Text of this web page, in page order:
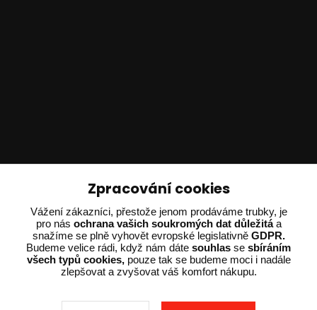
Ing. Adam Dvořák
+420 602 234 254
(Po-Pá 8:00 - 15:00)
potrebujiporadit@dvorak-karlik.cz
Zpracování cookies
Vážení zákazníci, přestože jenom prodáváme trubky, je
pro nás ochrana vašich soukromých dat důležitáa
snažíme se plně vyhovět evropské legislativně GDPR.
Budeme velice rádi, když nám dáte souhlas se sbíráním
všech typů cookies,pouze tak se budeme moci i nadále
zlepšovat a zvyšovat váš komfort nákupu.